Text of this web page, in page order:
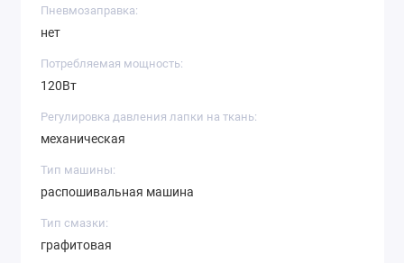
Пневмозаправка:
нет
Потребляемая мощность:
120Вт
Регулировка давления лапки на ткань:
механическая
Тип машины:
распошивальная машина
Тип смазки:
графитовая